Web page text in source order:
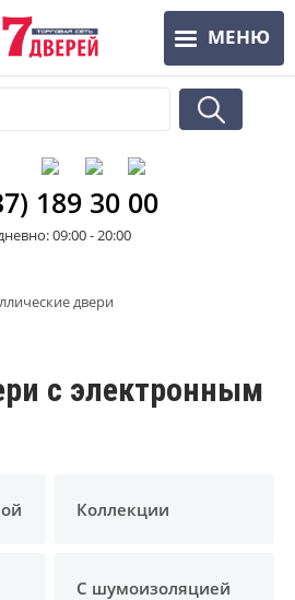
МЕНЮ
189 30 00
09:00 - 20:00
двери
с электронным
Коллекции
С шумоизоляцией